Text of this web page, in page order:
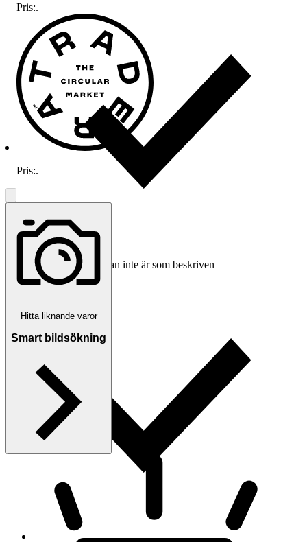
Ersättning om varan inte är som beskriven
Pris:.
Pris:.
Hitta liknande varor
Smart bildsökning